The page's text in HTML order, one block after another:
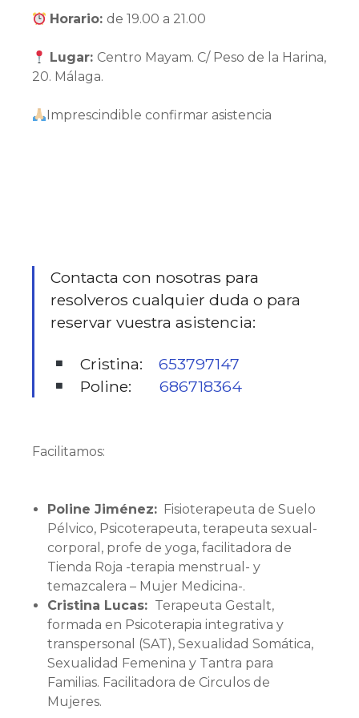
Horario: de 19.00 a 21.00
Lugar: Centro Mayam. C/ Peso de la Harina,
20. Málaga.
Imprescindible confirmar asistencia
Contacta con nosotras para
resolveros cualquier duda o para
reservar vuestra asistencia:
Cristina:
653797147
Poline: 686718364
Facilitamos:
Poline Jiménez: Fisioterapeuta de Suelo
Pélvico, Psicoterapeuta, terapeuta sexual-
corporal, profe de yoga, facilitadora de
Tienda Roja -terapia menstrual- y
temazcalera – Mujer Medicina-.
Cristina Lucas: Terapeuta Gestalt,
formada en Psicoterapia integrativa y
transpersonal (SAT), Sexualidad Somática,
Sexualidad Femenina y Tantra para
Familias. Facilitadora de Circulos de
Mujeres.